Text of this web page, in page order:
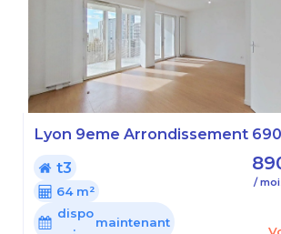
Lyon 9eme Arrondissement
t3
64 m²
dispo
maintenant
/